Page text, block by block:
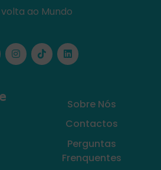
volta ao Mundo
Sobre Nós
Contactos
Perguntas
Frenquentes